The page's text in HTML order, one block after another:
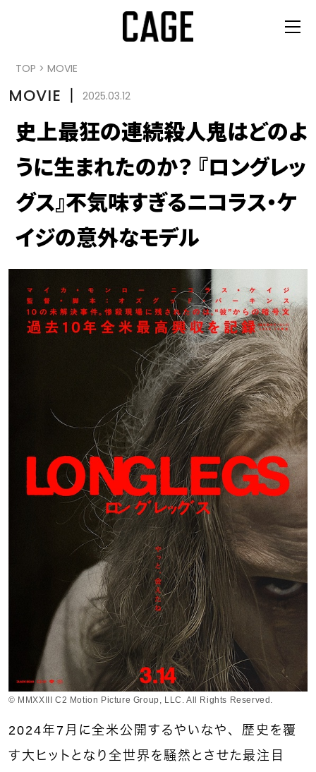
TOP > MOVIE
MOVIE 丨 2025.03.12
史上最狂の連続殺人鬼はどのよ
うに生まれたのか？ 『ロングレッ
グス』不気味すぎるニコラス・ケ
イジの意外なモデル
© MMXXIII C2 Motion Picture Group, LLC. All Rights Reserved.
2024年7月に全米公開するやいなや、歴史を覆
す大ヒットとなり全世界を騒然とさせた最注目